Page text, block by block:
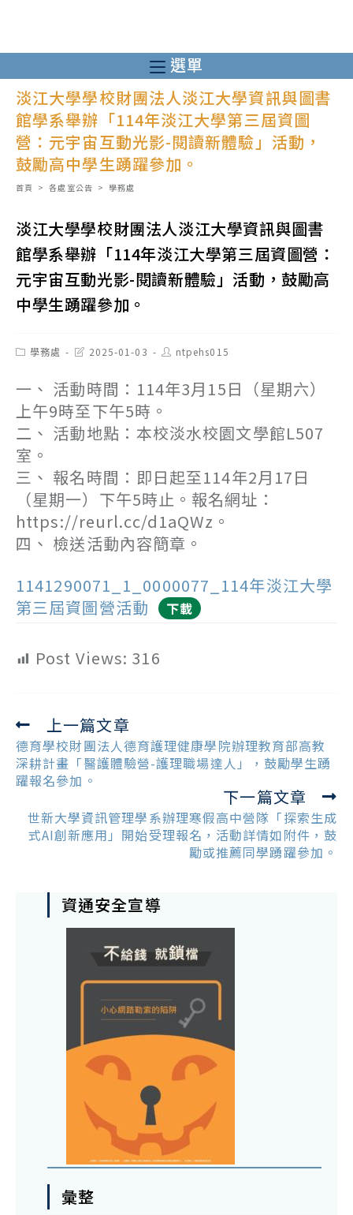
至
主
內
容
選單
淡江大學學校財團法人淡江大學資訊與圖書
館學系舉辦「114年淡江大學第三屆資圖
營：元宇宙互動光影-閱讀新體驗」活動，
鼓勵高中學生踴躍參加。
首頁 > 各處室公告 > 學務處
淡江大學學校財團法人淡江大學資訊與圖書
館學系舉辦「114年淡江大學第三屆資圖營：
元宇宙互動光影-閱讀新體驗」活動，鼓勵高
中學生踴躍參加。
Post學務處
Post2025-01-03
Post
author:
ntpehs015
一、 活動時間：114年3月15日（星期六）
上午9時至下午5時。
二、 活動地點：本校淡水校園文學館L507
室。
三、 報名時間：即日起至114年2月17日
（星期一）下午5時止。報名網址：
https://reurl.cc/d1aQWz。
四、 檢送活動內容簡章。
1141290071_1_0000077_114年淡江大學
第三屆資圖營活動
下載
Post Views: 316
Read
more
articles
上一篇文章
德育學校財團法人德育護理健康學院辦理教育部高教
深耕計畫「醫護體驗營-護理職場達人」，鼓勵學生踴
躍報名參加。
下一篇文章
世新大學資訊管理學系辦理寒假高中營隊「探索生成
式AI創新應用」開始受理報名，活動詳情如附件，鼓
勵或推薦同學踴躍參加。
資通安全宣導
彙整